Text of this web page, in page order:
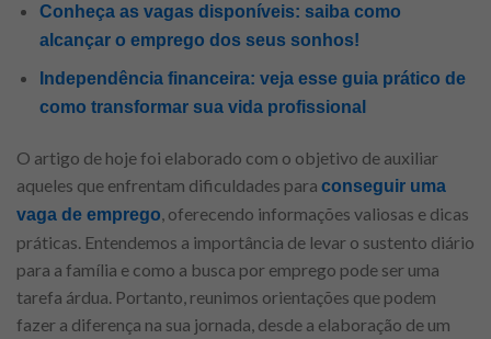
Conheça as vagas disponíveis: saiba como
alcançar o emprego dos seus sonhos!
Independência financeira: veja esse guia prático de
como transformar sua vida profissional
O artigo de hoje foi elaborado com o objetivo de auxiliar
aqueles que enfrentam dificuldades para conseguir uma
vaga de emprego, oferecendo informações valiosas e dicas
práticas. Entendemos a importância de levar o sustento diário
para a família e como a busca por emprego pode ser uma
tarefa árdua. Portanto, reunimos orientações que podem
fazer a diferença na sua jornada, desde a elaboração de um